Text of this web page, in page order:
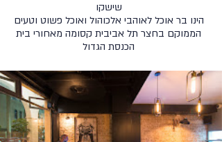
שישקו
הינו בר אוכל לאוהבי אלכוהול ואוכל פשוט וטעים
הממוקם בחצר תל אביבית קסומה מאחורי בית
הכנסת הגדול